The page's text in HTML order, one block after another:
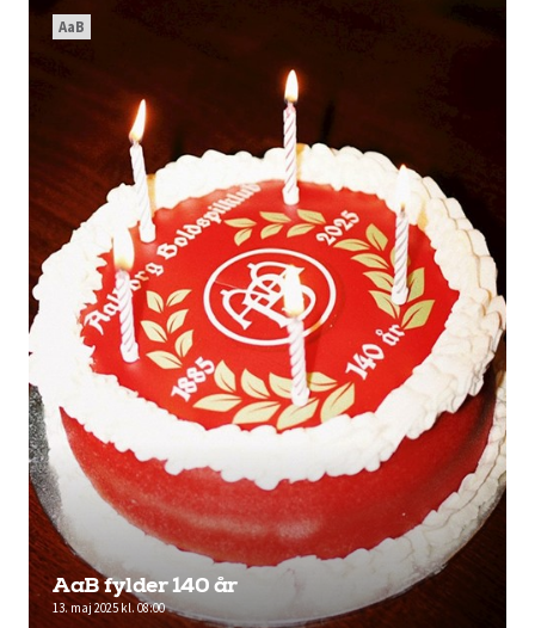
AaB fylder 140 år
13. maj 2025 kl. 08:00
AaB